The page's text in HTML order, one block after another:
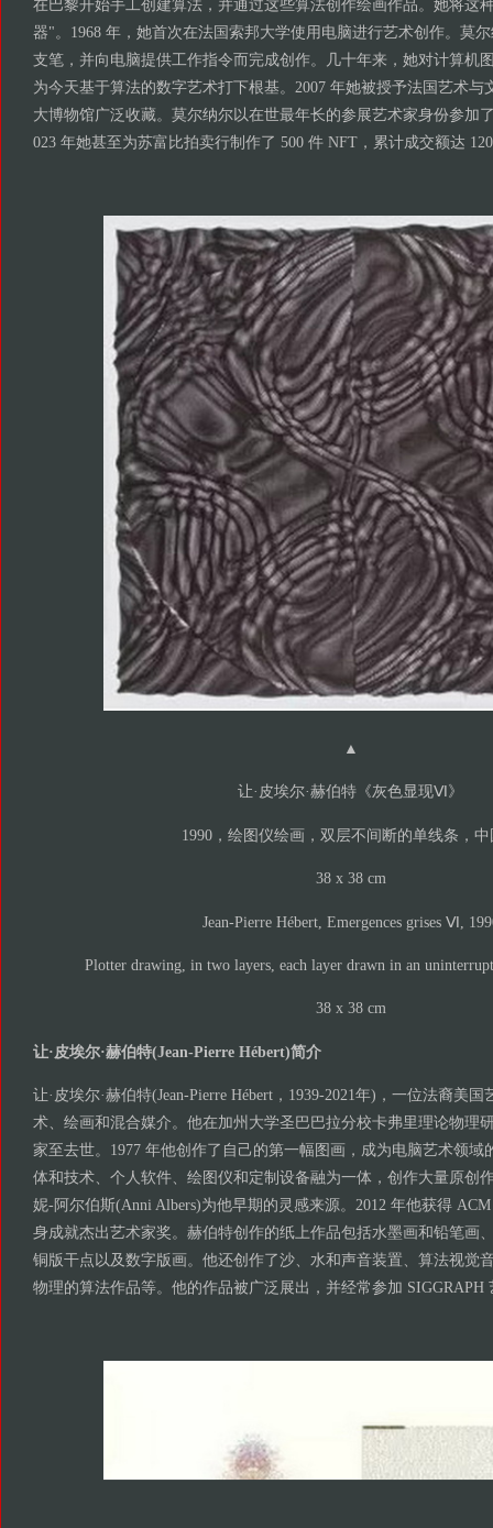
在巴黎开始手工创建算法，并通过这些算法创作绘画作品。她将这
器"。1968 年，她首次在法国索邦大学使用电脑进行艺术创作。莫
支笔，并向电脑提供工作指令而完成创作。几十年来，她对计算机
为今天基于算法的数字艺术打下根基。2007 年她被授予法国艺术与
大博物馆广泛收藏。莫尔纳尔以在世最年长的参展艺术家身份参加
023 年她甚至为苏富比拍卖行制作了 500 件 NFT，累计成交额达
▲
让·皮埃尔·赫伯特《灰色显现Ⅵ》
1990，绘图仪绘画，双层不间断的单线条，中
38 x 38 cm
Jean-Pierre Hébert, Emergences grises Ⅵ,
Plotter drawing, in two layers, each layer drawn in an
38 x 38 cm
让·皮埃尔·赫伯特(Jean-Pierre Hébert)简介
让·皮埃尔·赫伯特(Jean-Pierre Hébert，1939-2021年)，一位法裔美
术、绘画和混合媒介。他在加州大学圣巴巴拉分校卡弗里理论物理
家至去世。1977 年他创作了自己的第一幅图画，成为电脑艺术领域
体和技术、个人软件、绘图仪和定制设备融为一体，创作大量原创
妮-阿尔伯斯(Anni Albers)为他早期的灵感来源。2012 年他获得
身成就杰出艺术家奖。赫伯特创作的纸上作品包括水墨画和铅笔画
铜版干点以及数字版画。他还创作了沙、水和声音装置、算法视觉
物理的算法作品等。他的作品被广泛展出，并经常参加 SIGGRAPH